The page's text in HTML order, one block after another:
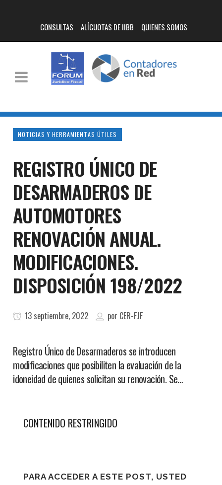
CONSULTAS ALÍCUOTAS DE IIBB QUIENES SOMOS
NOTICIAS Y HERRAMIENTAS ÚTILES
REGISTRO ÚNICO DE
DESARMADEROS DE
AUTOMOTORES
RENOVACIÓN ANUAL.
MODIFICACIONES.
DISPOSICIÓN 198/2022
13 septiembre, 2022 por CER-FJF
Registro Único de Desarmaderos se introducen
modificaciones que posibiliten la evaluación de la
idoneidad de quienes solicitan su renovación. Se…
CONTENIDO RESTRINGIDO
PARA ACCEDER A ESTE POST, USTED